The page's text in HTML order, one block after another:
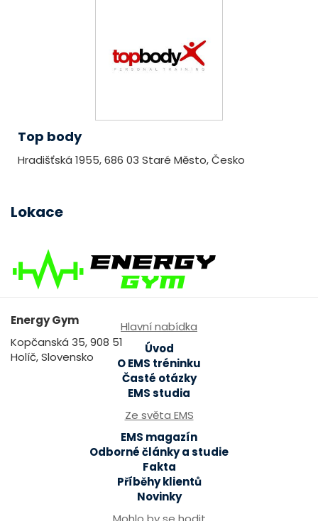
Top body
Hradišťská 1955, 686 03 Staré Město, Česko
Lokace
Energy Gym
Kopčanská 35, 908 51
Holíč, Slovensko
Hlavní nabídka
Úvod
O EMS tréninku
Časté otázky
EMS studia
Ze světa EMS
EMS magazín
Odborné články a studie
Fakta
Příběhy klientů
Novinky